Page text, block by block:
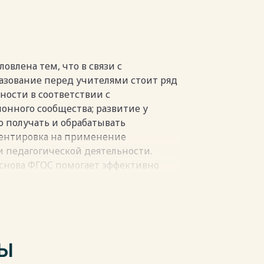
61
его результаты 63
тем, что в связи с
перед учителями стоит ряд
в соответствии с
сообщества; развитие у
и обрабатывать
на применение
деятельности.
ФГОС помогает эффективно
обучения.
обучение каждого